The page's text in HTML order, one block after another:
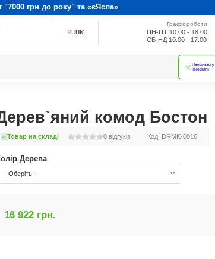
грн до року" та «єЯсла»
RUUK
Графік роботи
ПН-ПТ 10:00 - 18:00
СБ-НД 10:00 - 17:00
Написати у
Telegram
комод Бостон
Товар на складі 0 відгуків Код: DRMK-0016
Дерева
- Оберіть -
16 922 грн.